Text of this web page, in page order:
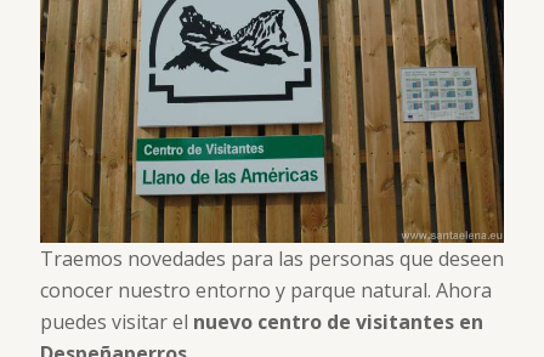
Traemos novedades para las personas que deseen
conocer nuestro entorno y parque natural. Ahora
puedes visitar el nuevo centro de visitantes en